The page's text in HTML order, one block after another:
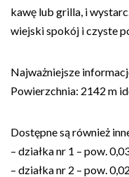
kawę lub grilla, i
wiejski spokój i czyste
Najważniejsze
Powierzchnia: 2142 m
Dostępne są również
– działka nr 1 – pow.
– działka nr 2 – pow.